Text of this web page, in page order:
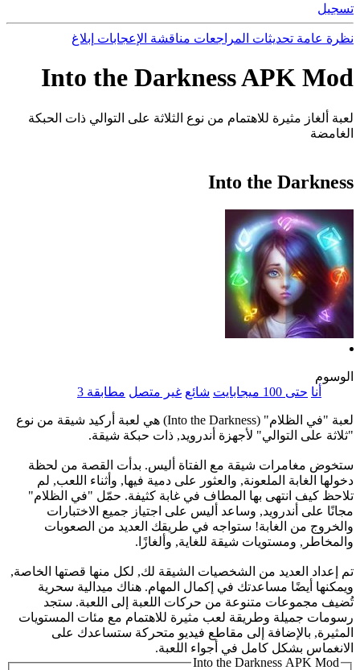
تسجيل
نظرة عامة تحديثات المراجعات مناقشة الإعجابات إبلاغ
Into the Darkness APK Mod
لعبة ألغاز مثيرة للاهتمام من نوع الثلاثة على التوالي ذات الحبكة
الغامضة
Into the Darkness
الوسوم
أنا حتى 100 ميجابايت شائع غير متصل مطابقة 3
لعبة "في الظلام" (Into the Darkness) هي لعبة أركيد شيقة من نوع
"ثلاثة على التوالي" لأجهزة أندرويد, ذات حبكة شيقة.
ستخوض مغامرات شيقة مع الفتاة أليس. بدأت القصة من لحظة
دخولها الغابة الملعونة, والعثور على دمية فيها, وأثناء اللعب, لم
تلاحظ كيف انتهى بها المطاف في غابة كثيفة. حمّل "في الظلام"
مجانًا على أندرويد, وساعد أليس على اجتياز جميع الاختبارات
والخروج من الغابة! ستواجه في طريقك العديد من الصعوبات
والمخاطر, ومستويات شيقة للغاية, وألغازًا.
تم إعداد العديد من الشخصيات الشيقة لك, لكل منها قصتها الخاصة,
ويمكنها أيضًا مساعدتك في إكمال المهام. هناك ميدالية سحرية
تُضيف مجموعات متنوعة من حركات اللعبة إلى اللعبة. ستجد
رسومات جميلة وطريقة لعب مثيرة للاهتمام مع مئات المستويات
المثيرة, بالإضافة إلى مقاطع فيديو متحركة ستساعدك على
الانغماس بشكل كامل في أجواء اللعبة.
Into the Darkness APK Mod